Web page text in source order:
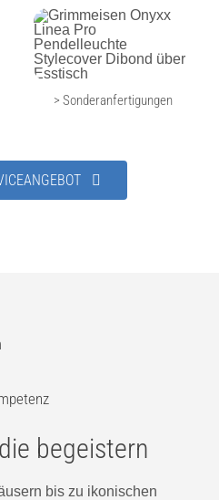
> Sonderanfertigungen
begeistern
bis zu ikonischen